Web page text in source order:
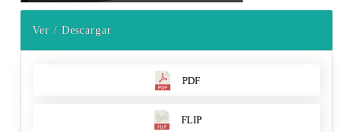
Ver / Descargar
PDF
FLIP